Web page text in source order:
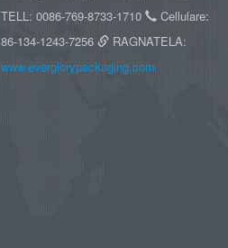
TELL: 0086-769-8733-1710
Cellulare:
86-134-1243-7256
RAGNATELA:
www.everglorypackaging.com